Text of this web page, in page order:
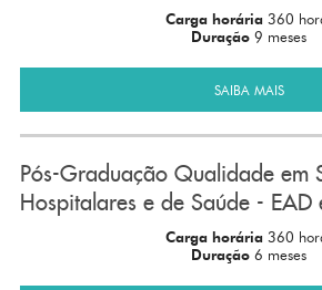
Carga horária 360
Duração 9 meses
SAIBA MAIS
Pós-Graduação Qualidade em
Hospitalares e de Saúde - EAD
Carga horária 360
Duração 6 meses